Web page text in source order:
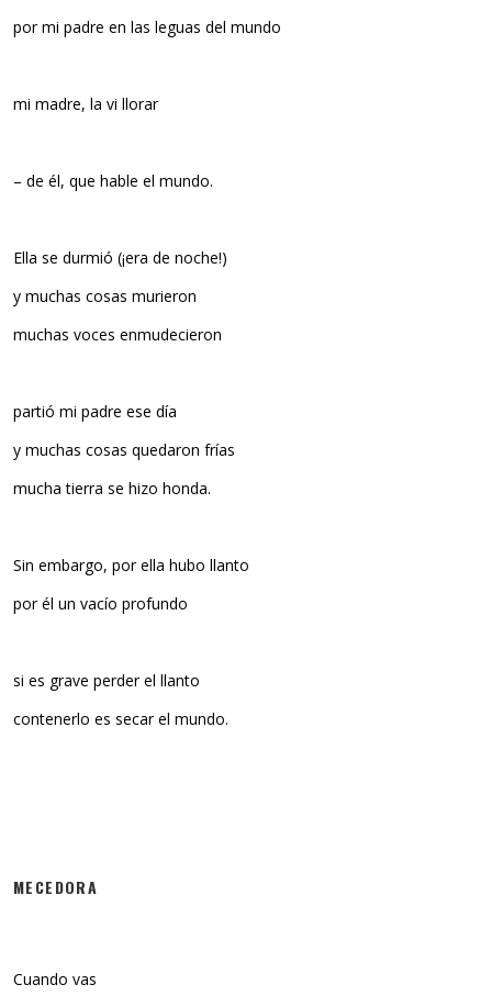
por mi padre en las leguas del mundo
mi madre, la vi llorar
– de él, que hable el mundo.
Ella se durmió (¡era de noche!)
y muchas cosas murieron
muchas voces enmudecieron
partió mi padre ese día
y muchas cosas quedaron frías
mucha tierra se hizo honda.
Sin embargo, por ella hubo llanto
por él un vacío profundo
si es grave perder el llanto
contenerlo es secar el mundo.
MECEDORA
Cuando vas